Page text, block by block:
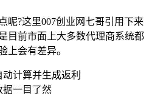
?这里007创业网七哥引用下来
目前市面上大多数代理商系统都
上会有差异。
计算并生成返利
据一目了然